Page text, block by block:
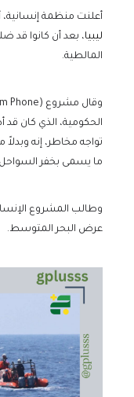
أعلنت منظمة إنسانية،
ليبيا، بعد أن كانوا قد
المالطية.
الحكومية، الذي كان قد
تواجه مخاطر، إنه وبدلاً
ما يسمى بخفر السواحل
وطالب المشروع
عرض البحر المتوسط.